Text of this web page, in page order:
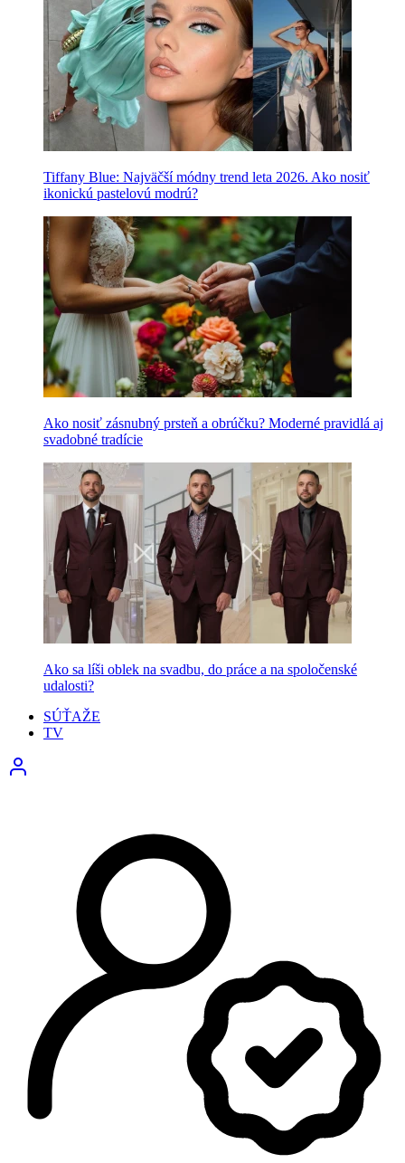
Tiffany Blue: Najväčší módny trend leta 2026. Ako nosiť
ikonickú pastelovú modrú?
Ako nosiť zásnubný prsteň a obrúčku? Moderné pravidlá aj
svadobné tradície
Ako sa líši oblek na svadbu, do práce a na spoločenské
udalosti?
SÚŤAŽE
TV